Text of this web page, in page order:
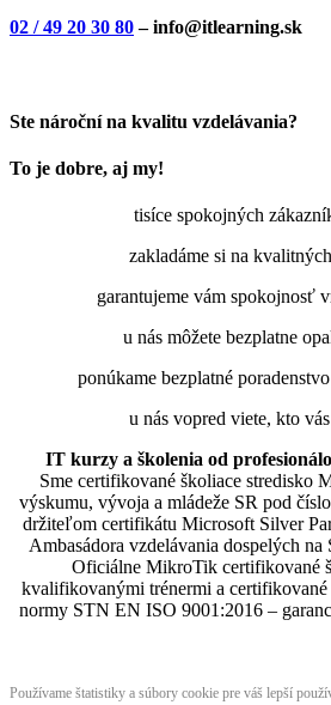
02 / 49 20 30 80– info@itlearning.sk
Ste nároční na kvalitu vzdelávania?
To je dobre, aj my!
tisíce spokojných
zakladáme si na
garantujeme vám spokojnosť
u nás môžete bezplatne
ponúkame bezplatné
u nás vopred viete, kto
IT kurzy a školenia od
Sme certifikované školiace stredisko
výskumu, vývoja a mládeže SR pod
držiteľom certifikátu Microsoft Silver
Ambasádora vzdelávania dospelých
Oficiálne MikroTik certifikované
kvalifikovanými trénermi ​​​​​​​​​​a
normy STN EN ISO 9001:2016 –
Používame štatistiky a súbory cookie pre váš lepší